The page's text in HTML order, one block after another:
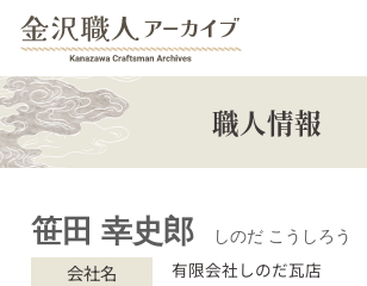
職人情報
笹田 幸史郎 しのだ こうしろう
会社名 有限会社しのだ瓦店